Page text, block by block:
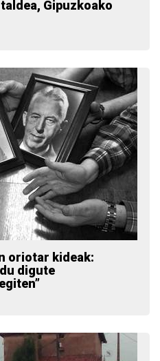
Gipuzkoako
oriotar kideak:
digute